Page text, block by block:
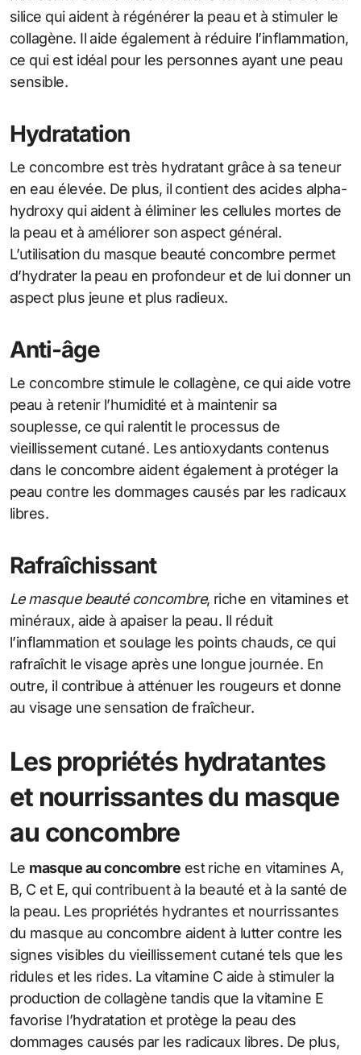
silice qui aident à régénérer la peau et à stimuler le
collagène. Il aide également à réduire l’inflammation,
ce qui est idéal pour les personnes ayant une peau
sensible.
Hydratation
Le concombre est très hydratant grâce à sa teneur
en eau élevée. De plus, il contient des acides alpha-
hydroxy qui aident à éliminer les cellules mortes de
la peau et à améliorer son aspect général.
L’utilisation du masque beauté concombre permet
d’hydrater la peau en profondeur et de lui donner un
aspect plus jeune et plus radieux.
Anti-âge
Le concombre stimule le collagène, ce qui aide votre
peau à retenir l’humidité et à maintenir sa
souplesse, ce qui ralentit le processus de
vieillissement cutané. Les antioxydants contenus
dans le concombre aident également à protéger la
peau contre les dommages causés par les radicaux
libres.
Rafraîchissant
Le masque beauté concombre, riche en vitamines et
minéraux, aide à apaiser la peau. Il réduit
l’inflammation et soulage les points chauds, ce qui
rafraîchit le visage après une longue journée. En
outre, il contribue à atténuer les rougeurs et donne
au visage une sensation de fraîcheur.
Les propriétés hydratantes
et nourrissantes du masque
au concombre
Le masque au concombre est riche en vitamines A,
B, C et E, qui contribuent à la beauté et à la santé de
la peau. Les propriétés hydrantes et nourrissantes
du masque au concombre aident à lutter contre les
signes visibles du vieillissement cutané tels que les
ridules et les rides. La vitamine C aide à stimuler la
production de collagène tandis que la vitamine E
favorise l’hydratation et protège la peau des
dommages causés par les radicaux libres. De plus,